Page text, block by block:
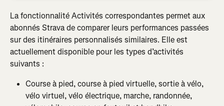
La fonctionnalité Activités correspondantes permet aux
abonnés Strava de comparer leurs performances passées
sur des itinéraires personnalisés similaires. Elle est
actuellement disponible pour les types d’activités
suivants :
Course à pied, course à pied virtuelle, sortie à vélo,
vélo virtuel, vélo électrique, marche, randonnée,